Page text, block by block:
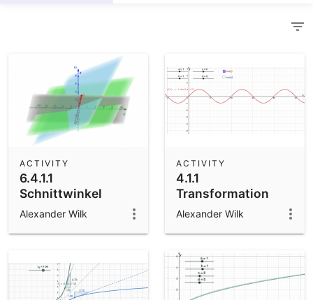
Measurement
Operations
Probability and Statistics
Community Resources
Get started with our Resources
Geometry
3D Calculator
Notes
App Downloads
6.4.1.1
Schnittwinkel
zwischen zwei
ACTIVITY
Alexander Wilk
4.1.1
Transformation
von Sinus und
ACTIVITY
Alexander Wilk